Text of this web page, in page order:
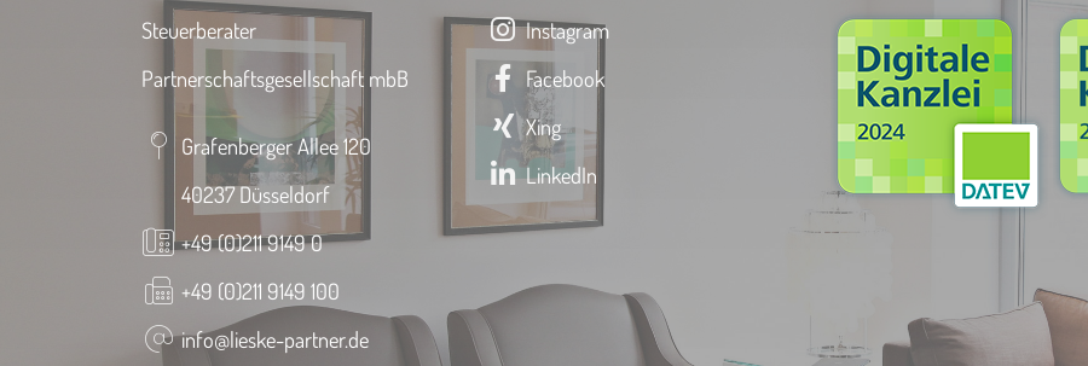
Steuerberater
Partnerschaftsgesellschaft mbB
Grafenberger Allee 120
40237 Düsseldorf
+49 (0)211 9149 0
+49 (0)211 9149 100
info@lieske-partner.de
Instagram
Facebook
Xing
LinkedIn